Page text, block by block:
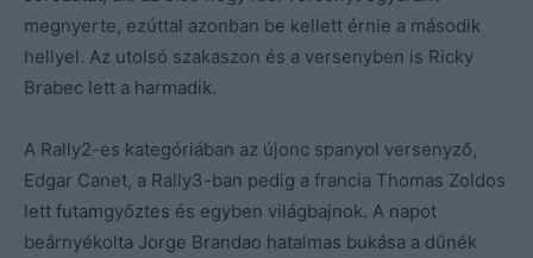
megnyerte, ezúttal azonban be kellett érnie a második
hellyel. Az utolsó szakaszon és a versenyben is Ricky
Brabec lett a harmadik.
A Rally2-es kategóriában az újonc spanyol versenyző,
Edgar Canet, a Rally3-ban pedig a francia Thomas Zoldos
lett futamgyőztes és egyben világbajnok. A napot
beárnyékolta Jorge Brandao hatalmas bukása a dűnék